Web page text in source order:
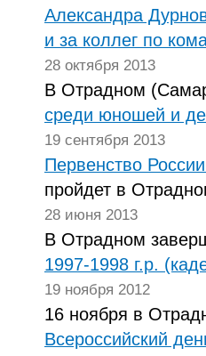
Александра
и за коллег по
28 октября 2013
В Отрадном
среди юношей и
19 сентября 2013
Первенство
пройдет в
28 июня 2013
В Отрадном
1997-1998 г.р.
19 ноября 2012
16 ноября в
Всероссийский